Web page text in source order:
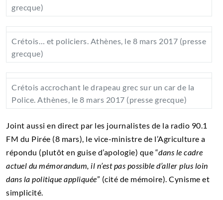
grecque)
Crétois… et policiers. Athènes, le 8 mars 2017 (presse
grecque)
Crétois accrochant le drapeau grec sur un car de la
Police. Athènes, le 8 mars 2017 (presse grecque)
Joint aussi en direct par les journalistes de la radio 90.1
FM du Pirée (8 mars), le vice-ministre de l’Agriculture a
répondu (plutôt en guise d’apologie) que “dans le cadre
actuel du mémorandum, il n’est pas possible d’aller plus loin
dans la politique appliquée” (cité de mémoire). Cynisme et
simplicité.